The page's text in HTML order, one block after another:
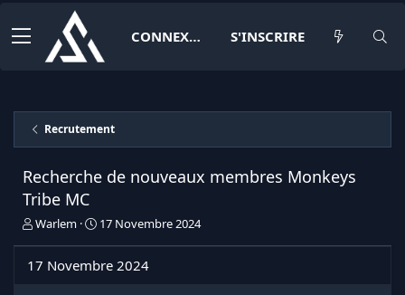
CONNEXION S'INSCRIRE
Recrutement
Recherche de nouveaux membres Monkeys
Tribe MC
I
t
Warlem
D
e
17 Novembre 2024
17 Novembre 2024